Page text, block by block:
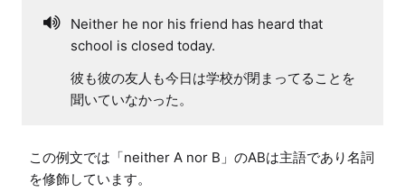
Neither he nor his friend has heard that
school is closed today.
彼も彼の友人も今日は学校が閉まってることを
聞いていなかった。
この例文では「neither A nor B」のABは主語であり名詞
を修飾しています。